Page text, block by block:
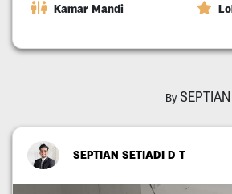
Kamar Mandi
By
SEPTIAN SETIADI D T